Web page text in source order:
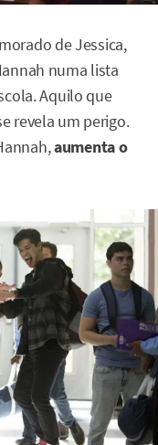
de Jessica,
numa lista
Aquilo que
revela um perigo.
aumenta o